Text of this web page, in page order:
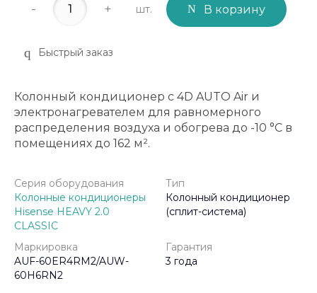
- + шт. В корзину
Быстрый заказ
Колонный кондиционер с 4D AUTO Air и
электронагревателем для равномерного
распределения воздуха и обогрева до -10 °C в
помещениях до 162 м².
Серия оборудования
Колонные кондиционеры
Hisense HEAVY 2.0
CLASSIC
Тип
Колонный кондиционер
(сплит-система)
Маркировка
AUF-60ER4RM2/AUW-
60H6RN2
Гарантия
3 года